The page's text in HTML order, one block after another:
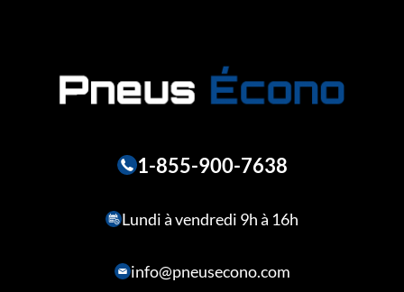
1-855-900-7638
Lundi à vendredi 9h à 16h
info@pneusecono.com